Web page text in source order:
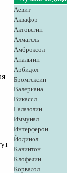
Аевит
Аквафор
Актовегин
Алмагель
Амброксол
Анальгин
Арбидол
Бромгексин
Валериана
Викасол
Галазолин
Иммунал
Интерферон
Йодинол
Кавинтон
Клофелин
Корвалол